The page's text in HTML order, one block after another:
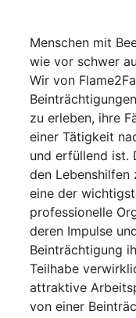
Menschen mit
wie vor schwer
Wir von
zu erleben, ihre
einer Tätigkeit
und erfüllend ist.
den Lebenshilfen
eine der
professionelle
deren Impulse
Beinträchtigung
Teilhabe
attraktive
von einer